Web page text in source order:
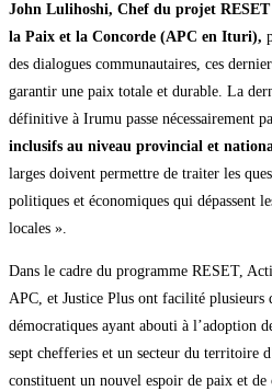
John Lulihoshi, Chef du projet
la Paix et la Concorde (APC en Ituri),
des dialogues communautaires, ces
garantir une paix totale et durable. La
définitive à Irumu passe nécessairement
inclusifs au niveau provincial et
larges doivent permettre de traiter les
politiques et économiques qui dépassent
locales ».
Dans le cadre du programme RESET,
APC, et Justice Plus ont facilité plusieurs
démocratiques ayant abouti à l’adoption
sept chefferies et un secteur du territoire
constituent un nouvel espoir de paix et